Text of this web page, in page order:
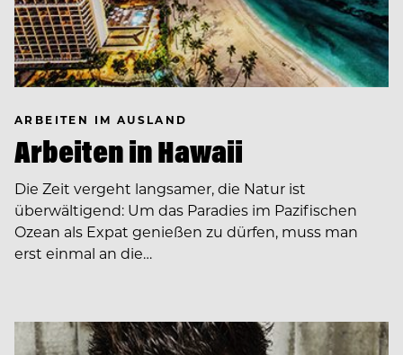
ARBEITEN IM AUSLAND
Arbeiten in Hawaii
Die Zeit vergeht langsamer, die Natur ist
überwältigend: Um das Paradies im Pazifischen
Ozean als Expat genießen zu dürfen, muss man
erst einmal an die…